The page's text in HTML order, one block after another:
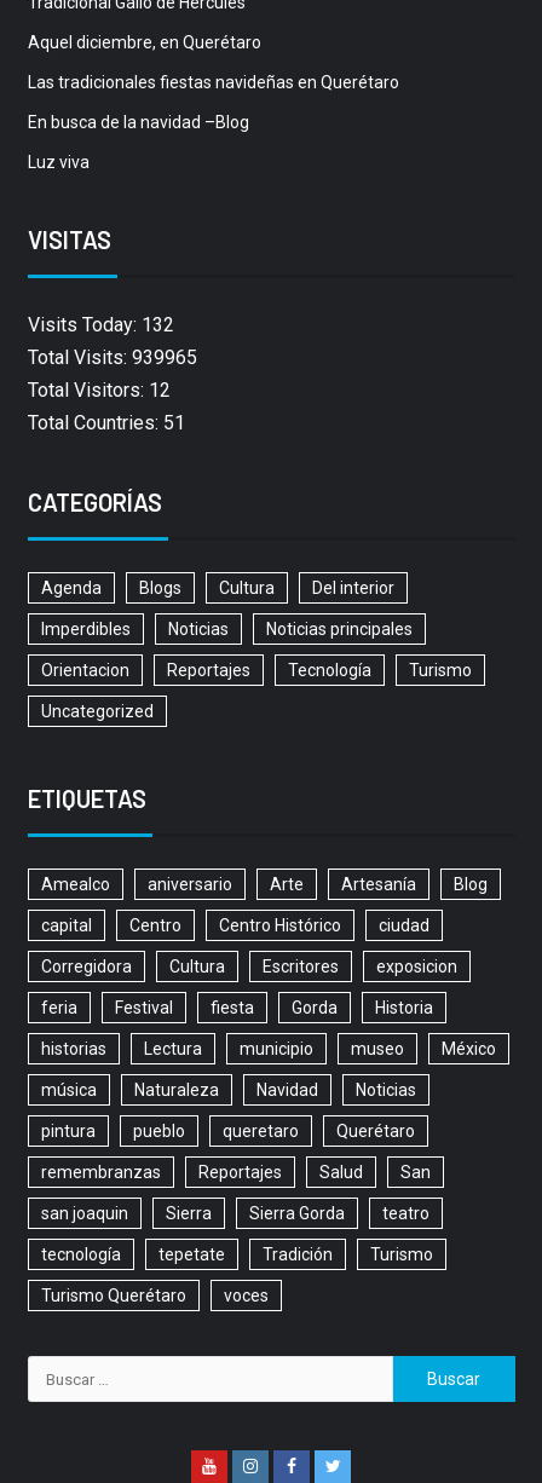
Aquel diciembre, en Querétaro
Las tradicionales fiestas navideñas en Querétaro
En busca de la navidad –Blog
Luz viva
VISITAS
Visits Today: 132
Total Visits: 939965
Total Visitors: 12
Total Countries: 51
CATEGORÍAS
Agenda Blogs Cultura Del interior
Imperdibles Noticias Noticias principales
Orientacion Reportajes Tecnología Turismo
Uncategorized
ETIQUETAS
Amealco aniversario Arte Artesanía Blog
capital Centro Centro Histórico ciudad
Corregidora Cultura Escritores exposicion
feria Festival fiesta Gorda Historia
historias Lectura municipio museo México
música Naturaleza Navidad Noticias
pintura pueblo queretaro Querétaro
remembranzas Reportajes Salud San
san joaquin Sierra Sierra Gorda teatro
tecnología tepetate Tradición Turismo
Turismo Querétaro voces